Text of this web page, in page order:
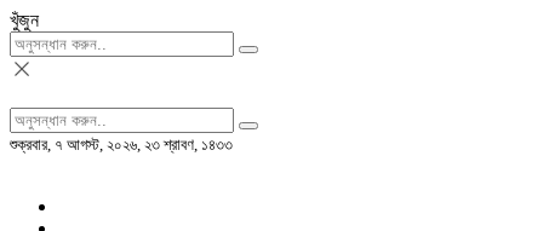
খুঁজুন
শুক্রবার, ৭ আগস্ট, ২০২৬, ২৩ শ্রাবণ, ১৪৩৩